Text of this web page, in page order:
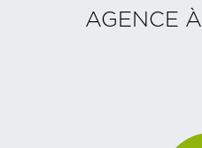
AGENCE À